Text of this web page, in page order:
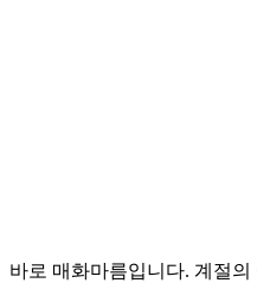
바로 매화마름입니다. 계절